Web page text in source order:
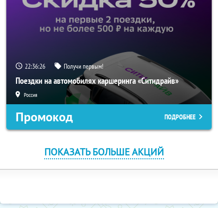
22:36:26 Получи первым!
Поездки на автомобилях каршеринга «Ситидрайв»
Россия
Промокод ПОДРОБНЕЕ
ПОКАЗАТЬ БОЛЬШЕ АКЦИЙ